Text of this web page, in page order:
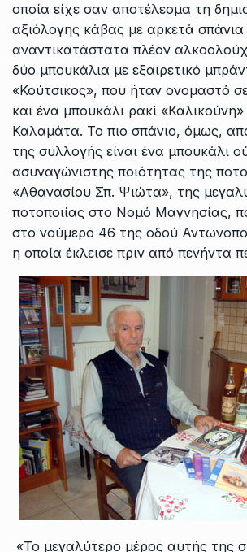
οποία είχε σαν αποτέλεσμα τη
αξιόλογης κάβας με αρκετά σπάνια
αναντικατάστατα πλέον
δύο μπουκάλια με εξαιρετικό
«Κούτσικος», που ήταν ονομαστό
και ένα μπουκάλι ρακί
Καλαμάτα. Το πιο σπάνιο, όμως,
της συλλογής είναι ένα μπουκάλι
ασυναγώνιστης ποιότητας της
«Αθανασίου Σπ. Ψιώτα», της
ποτοποιίας στο Νομό Μαγνησίας,
στο νούμερο 46 της οδού
η οποία έκλεισε πριν από πενήντα
«Το μεγαλύτερο μέρος αυτής της